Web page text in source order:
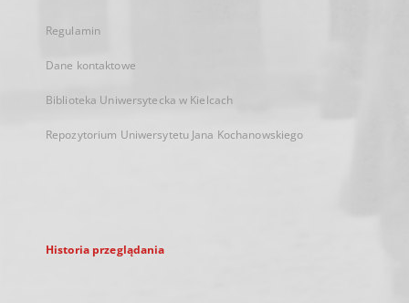
Regulamin
Dane kontaktowe
Biblioteka Uniwersytecka w Kielcach
Repozytorium Uniwersytetu Jana Kochanowskiego
Historia przeglądania